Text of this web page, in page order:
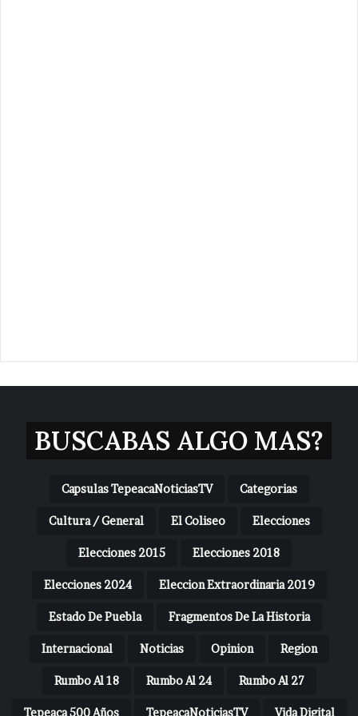
BUSCABAS ALGO MAS?
Capsulas TepeacaNoticiasTV Categorias
Cultura / General El Coliseo Elecciones
Elecciones 2015 Elecciones 2018
Elecciones 2024 Eleccion Extraordinaria 2019
Estado De Puebla Fragmentos De La Historia
Internacional Noticias Opinion Region
Rumbo Al 18 Rumbo Al 24 Rumbo Al 27
Tepeaca 500 Años TepeacaNoticiasTV Vida Digital